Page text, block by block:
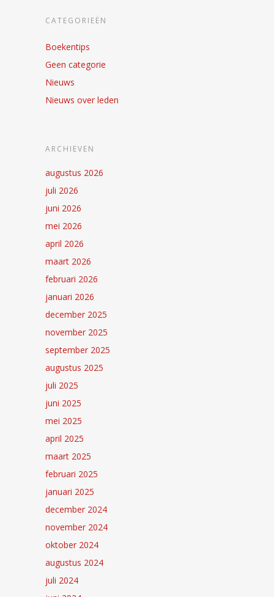
CATEGORIEËN
Boekentips
Geen categorie
Nieuws
Nieuws over leden
ARCHIEVEN
augustus 2026
juli 2026
juni 2026
mei 2026
april 2026
maart 2026
februari 2026
januari 2026
december 2025
november 2025
september 2025
augustus 2025
juli 2025
juni 2025
mei 2025
april 2025
maart 2025
februari 2025
januari 2025
december 2024
november 2024
oktober 2024
augustus 2024
juli 2024